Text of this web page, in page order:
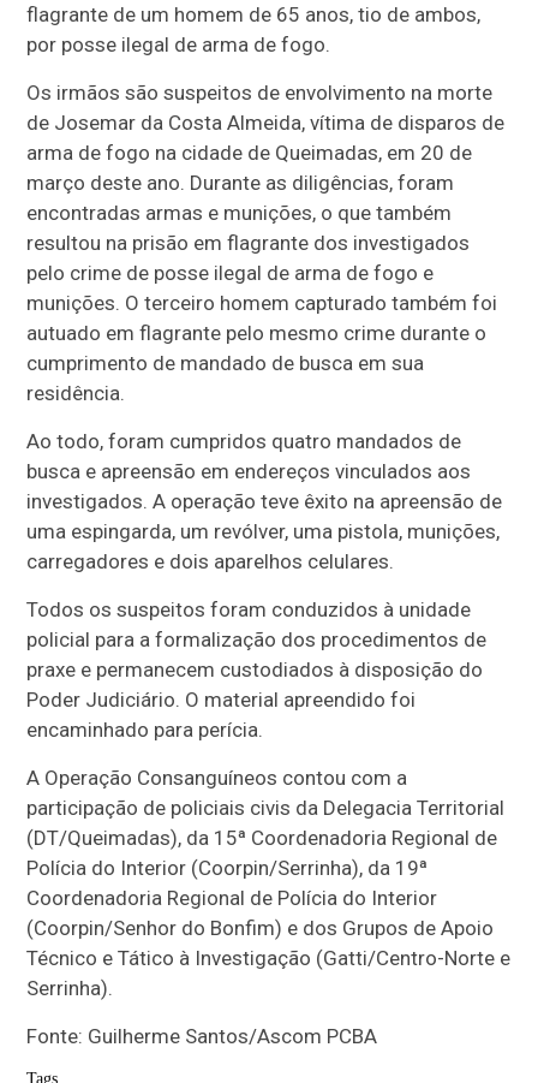
flagrante de um homem de 65 anos, tio de ambos,
por posse ilegal de arma de fogo.
Os irmãos são suspeitos de envolvimento na morte
de Josemar da Costa Almeida, vítima de disparos de
arma de fogo na cidade de Queimadas, em 20 de
março deste ano. Durante as diligências, foram
encontradas armas e munições, o que também
resultou na prisão em flagrante dos investigados
pelo crime de posse ilegal de arma de fogo e
munições. O terceiro homem capturado também foi
autuado em flagrante pelo mesmo crime durante o
cumprimento de mandado de busca em sua
residência.
Ao todo, foram cumpridos quatro mandados de
busca e apreensão em endereços vinculados aos
investigados. A operação teve êxito na apreensão de
uma espingarda, um revólver, uma pistola, munições,
carregadores e dois aparelhos celulares.
Todos os suspeitos foram conduzidos à unidade
policial para a formalização dos procedimentos de
praxe e permanecem custodiados à disposição do
Poder Judiciário. O material apreendido foi
encaminhado para perícia.
A Operação Consanguíneos contou com a
participação de policiais civis da Delegacia Territorial
(DT/Queimadas), da 15ª Coordenadoria Regional de
Polícia do Interior (Coorpin/Serrinha), da 19ª
Coordenadoria Regional de Polícia do Interior
(Coorpin/Senhor do Bonfim) e dos Grupos de Apoio
Técnico e Tático à Investigação (Gatti/Centro-Norte e
Serrinha).
Fonte: Guilherme Santos/Ascom PCBA
Tags